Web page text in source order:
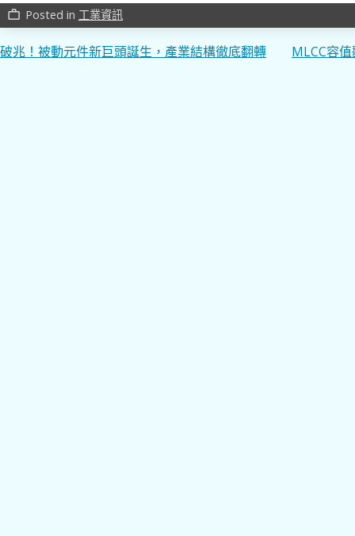
work_outline Posted in 工業資訊
文
破兆！被動元件新巨頭誕生，產業結構徹底翻轉 MLCC容